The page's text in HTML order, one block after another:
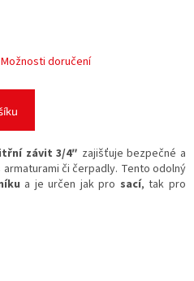
Možnosti doručení
závit 3/4″ zajišťuje bezpečné a
či čerpadly. Tento odolný
a je určen jak pro sací, tak pro